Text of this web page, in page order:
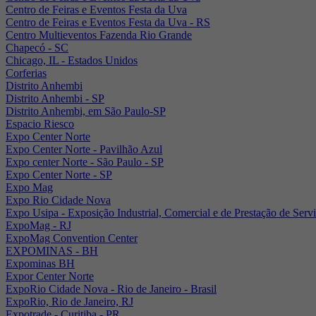
Centro de Feiras e Eventos Festa da Uva
Centro de Feiras e Eventos Festa da Uva - RS
Centro Multieventos Fazenda Rio Grande
Chapecó - SC
Chicago, IL - Estados Unidos
Corferias
Distrito Anhembi
Distrito Anhembi - SP
Distrito Anhembi, em São Paulo-SP
Espacio Riesco
Expo Center Norte
Expo Center Norte - Pavilhão Azul
Expo center Norte - São Paulo - SP
Expo Center Norte - SP
Expo Mag
Expo Rio Cidade Nova
Expo Usipa - Exposição Industrial, Comercial e de Prestação de
ExpoMag - RJ
ExpoMag Convention Center
EXPOMINAS - BH
Expominas BH
Expor Center Norte
ExpoRio Cidade Nova - Rio de Janeiro - Brasil
ExpoRio, Rio de Janeiro, RJ